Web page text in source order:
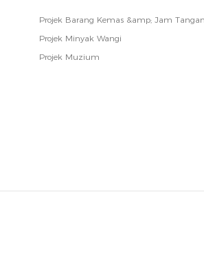
Projek Barang Kemas &amp; Jam Tangan
Projek Minyak Wangi
Projek Muzium